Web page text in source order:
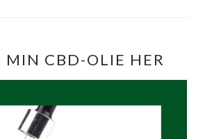
MIN CBD-OLIE HER